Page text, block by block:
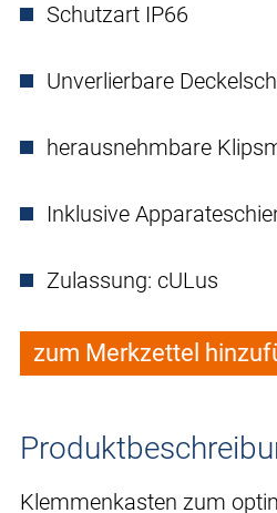
Schutzart IP66
Unverlierbare
herausnehmbare
Inklusive
Zulassung: cULus
zum Merkzettel
Klemmenkasten zum